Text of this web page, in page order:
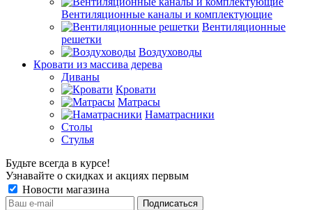
Вентиляционные каналы и комплектующие
Вентиляционные
решетки
Воздуховоды
Кровати из массива дерева
Диваны
Кровати
Матрасы
Наматрасники
Столы
Стулья
Будьте всегда в курсе!
Узнавайте о скидках и акциях первым
Новости магазина